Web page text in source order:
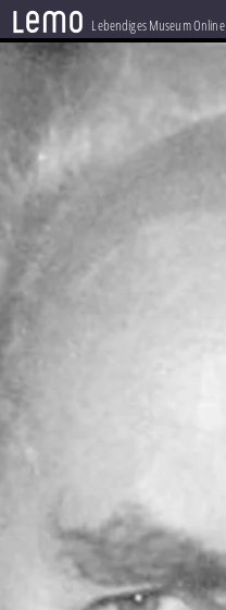
lemo Lebendiges Museum Online
ZEITSTRAHL
THEMEN
ZEITZEUGEN
BESTAND
LERNEN